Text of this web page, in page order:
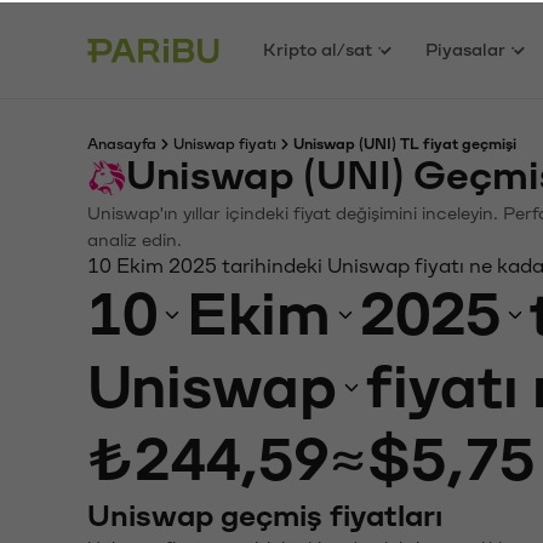
Kripto al/sat Piyasalar
Anasayfa Uniswap fiyatı Uniswap (UNI) TL fiyat geçmişi
Uniswap (UNI)
Uniswap'ın yıllar içindeki fiyat değişimini inceleyin.
analiz edin.
10 Ekim 2025 tarihindeki Uniswap fiyatı ne
10 Ekim 2025
Uniswap fiyatı
₺244,59≈$5,75
Uniswap geçmiş fiyatları